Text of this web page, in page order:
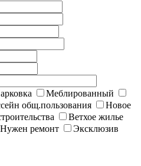
Меблированный
общ.пользования
Новое
Ветхое жилье
Нужен ремонт Эксклюзив